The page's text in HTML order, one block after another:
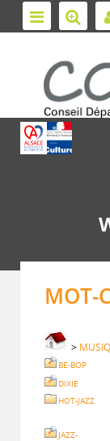
MOT-
>
BE-BOP
DIXIE
HOT-JAZZ
JAZZ-